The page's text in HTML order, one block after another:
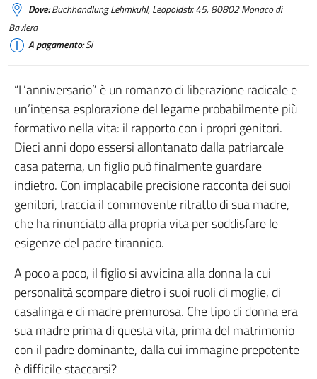
Dove:Buchhandlung Lehmkuhl, Leopoldstr. 45, 80802 Monaco di
Baviera
A pagamento:Si
“L’anniversario” è un romanzo di liberazione radicale e
un’intensa esplorazione del legame probabilmente più
formativo nella vita: il rapporto con i propri genitori.
Dieci anni dopo essersi allontanato dalla patriarcale
casa paterna, un figlio può finalmente guardare
indietro. Con implacabile precisione racconta dei suoi
genitori, traccia il commovente ritratto di sua madre,
che ha rinunciato alla propria vita per soddisfare le
esigenze del padre tirannico.
A poco a poco, il figlio si avvicina alla donna la cui
personalità scompare dietro i suoi ruoli di moglie, di
casalinga e di madre premurosa. Che tipo di donna era
sua madre prima di questa vita, prima del matrimonio
con il padre dominante, dalla cui immagine prepotente
è difficile staccarsi?